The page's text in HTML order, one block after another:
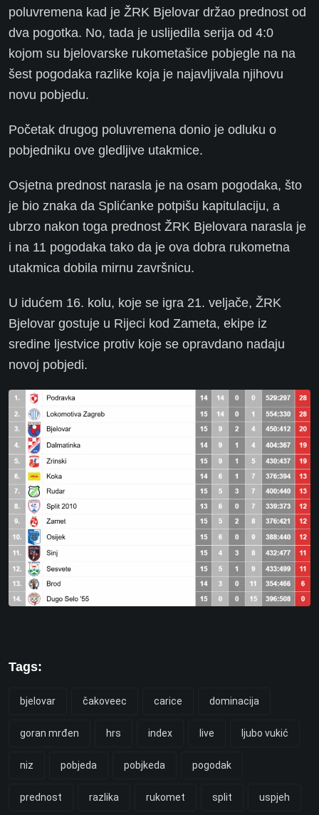
poluvremena kad je ŽRK Bjelovar držao prednost od
dva pogotka. No, tada je uslijedila serija od 4:0
kojom su bjelovarske rukometašice pobjegle na na
šest pogodaka razlike koja je najavljivala njihovu
novu pobjedu.
Početak drugog poluvremena donio je odluku o
pobjedniku ove gledljive utakmice.
Osjetna prednost narasla je na osam pogodaka, što
je bio znaka da Splićanke potpišu kapitulaciju, a
ubrzo nakon toga prednost ŽRK Bjelovara narasla je
i na 11 pogodaka tako da je ova dobra rukometna
utakmica dobila mirnu završnicu.
U idućem 16. kolu, koje se igra 21. veljače, ŽRK
Bjelovar gostuje u Rijeci kod Zameta, ekipe iz
sredine ljestvice protiv koje se opravdano nadaju
novoj pobjedi.
Tags:
bjelovar čakoveec carice dominacija
goran mrđen hrs index live ljubo vukić
niz pobjeda pobjkeda pogodak
prednost razlika rukomet split uspjeh